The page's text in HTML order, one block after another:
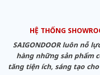
HỆ THỐNG
SAIGONDOOR luôn nỗ
hàng những sản phẩm
tăng tiện ích, sáng tạo